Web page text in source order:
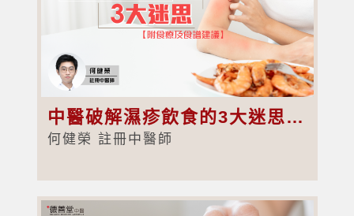
中醫破解濕疹飲食的3大迷思【附食療及食譜建議】
何健榮 註冊中醫師